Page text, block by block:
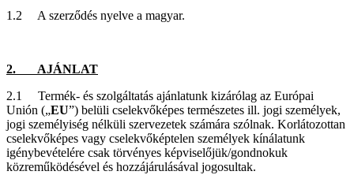
1.2 A szerződés nyelve a magyar.
2. AJÁNLAT
2.1 Termék- és szolgáltatás ajánlatunk kizárólag az Európai
Unión („EU”) belüli cselekvőképes természetes ill. jogi személyek,
jogi személyiség nélküli szervezetek számára szólnak. Korlátozottan
cselekvőképes vagy cselekvőképtelen személyek kínálatunk
igénybevételére csak törvényes képviselőjük/gondnokuk
közreműködésével és hozzájárulásával jogosultak.